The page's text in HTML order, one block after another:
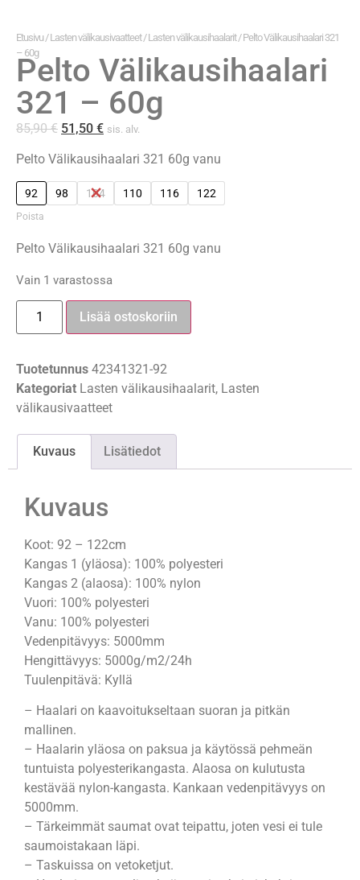
Etusivu /Lasten välikausivaatteet/Lasten välikausihaalarit/ Pelto Välikausihaalari 321
– 60g
Pelto Välikausihaalari
321 – 60g
85,90€ 51,50 € sis. alv.
Pelto Välikausihaalari 321 60g vanu
92 98 104 110 116 122
Poista
Pelto Välikausihaalari 321 60g vanu
Vain 1 varastossa
Lisää ostoskoriin
Tuotetunnus 42341321-92
Kategoriat Lasten välikausihaalarit, Lasten
välikausivaatteet
Kuvaus Lisätiedot
Kuvaus
Koot: 92 – 122cm
Kangas 1 (yläosa): 100% polyesteri
Kangas 2 (alaosa): 100% nylon
Vuori: 100% polyesteri
Vanu: 100% polyesteri
Vedenpitävyys: 5000mm
Hengittävyys: 5000g/m2/24h
Tuulenpitävä: Kyllä
– Haalari on kaavoitukseltaan suoran ja pitkän
mallinen.
– Haalarin yläosa on paksua ja käytössä pehmeän
tuntuista polyesterikangasta. Alaosa on kulutusta
kestävää nylon-kangasta. Kankaan vedenpitävyys on
5000mm.
– Tärkeimmät saumat ovat teipattu, joten vesi ei tule
saumoistakaan läpi.
– Taskuissa on vetoketjut.